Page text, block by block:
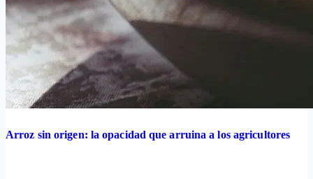
Arroz sin origen: la opacidad que arruina a los agricultores